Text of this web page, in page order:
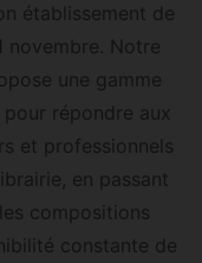
établissement de
novembre. Notre
une gamme
répondre aux
et professionnels
en passant
compositions
constante de